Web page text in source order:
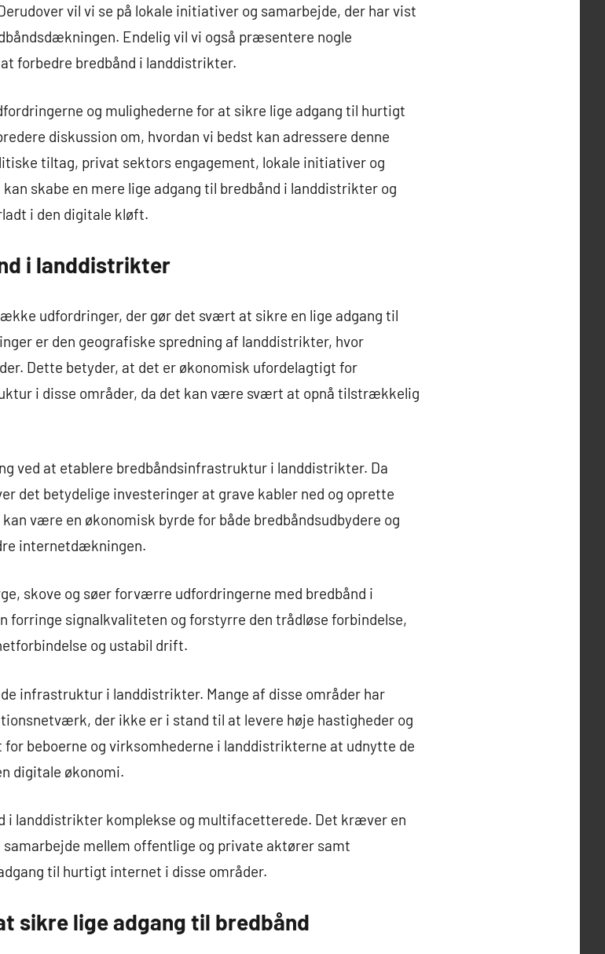
vil vi se på lokale initiativer og samarbejde, der har vist
Endelig vil vi også præsentere nogle
forbedre bredbånd i landdistrikter.
og mulighederne for at sikre lige adgang til hurtigt
diskussion om, hvordan vi bedst kan adressere denne
tiltag, privat sektors engagement, lokale initiativer og
skabe en mere lige adgang til bredbånd i landdistrikter og
i den digitale kløft.
i landdistrikter
udfordringer, der gør det svært at sikre en lige adgang til
er den geografiske spredning af landdistrikter, hvor
Dette betyder, at det er økonomisk ufordelagtigt for
i disse områder, da det kan være svært at opnå tilstrækkelig
ved at etablere bredbåndsinfrastruktur i landdistrikter. Da
det betydelige investeringer at grave kabler ned og oprette
være en økonomisk byrde for både bredbåndsudbydere og
internetdækningen.
skove og søer forværre udfordringerne med bredbånd i
forringe signalkvaliteten og forstyrre den trådløse forbindelse,
og ustabil drift.
infrastruktur i landdistrikter. Mange af disse områder har
der ikke er i stand til at levere høje hastigheder og
beboerne og virksomhederne i landdistrikterne at udnytte de
digitale økonomi.
i landdistrikter komplekse og multifacetterede. Det kræver en
mellem offentlige og private aktører samt
til hurtigt internet i disse områder.
sikre lige adgang til bredbånd